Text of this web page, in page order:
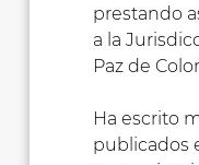
prestando
a la
Paz de
Ha escrito
publicados